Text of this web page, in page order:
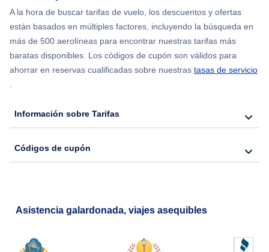
A la hora de buscar tarifas de vuelo, los descuentos y ofertas
están basados en múltiples factores, incluyendo la búsqueda en
más de 500 aerolíneas para encontrar nuestras tarifas más
baratas disponibles. Los códigos de cupón son válidos para
ahorrar en reservas cualificadas sobre nuestras tasas de servicio
.
Información sobre Tarifas
Códigos de cupón
Asistencia galardonada, viajes asequibles